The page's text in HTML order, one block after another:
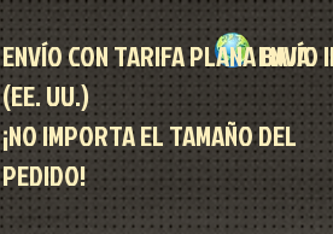
ENVÍO
ENVÍO CON TARIFA PLANA BAJA
(EE. UU.)
¡NO IMPORTA EL TAMAÑO DEL
PEDIDO!